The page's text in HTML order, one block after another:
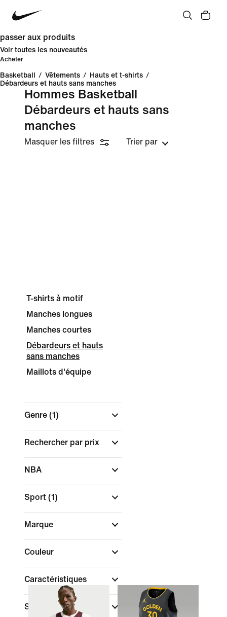
passer aux produits
Voir toutes les nouveautés
Acheter
Basketball / Vêtements / Hauts et t-shirts /
Débardeurs et hauts sans manches
Hommes Basketball
Débardeurs et hauts sans
manches
Masquer les filtres Trier par
T-shirts à motif
Manches longues
Manches courtes
Débardeurs et hauts
sans manches
Maillots d'équipe
Genre (1)
Rechercher par prix
NBA
Sport (1)
Marque
Couleur
Caractéristiques
Style